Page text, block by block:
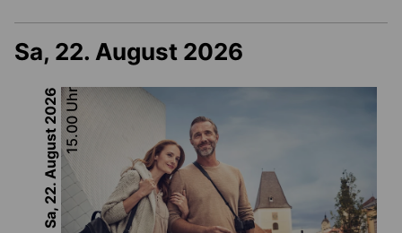
Sa, 22. August 2026
Sa, 22. August
2026
15.00
Uhr